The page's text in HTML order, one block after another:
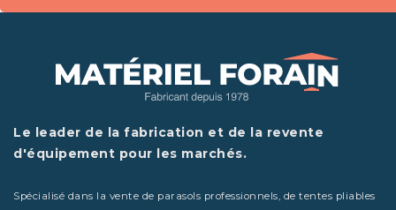
Le leader de la fabrication et de la revente
d'équipement pour les marchés.
Spécialisé dans la vente de parasols professionnels, de tentes pliables